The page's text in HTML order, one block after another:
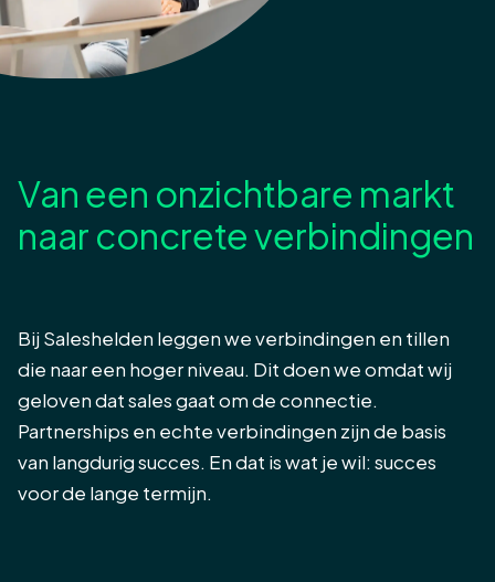
Van een onzichtbare markt
naar concrete verbindingen
Bij Saleshelden leggen we verbindingen en tillen
die naar een hoger niveau. Dit doen we omdat wij
geloven dat sales gaat om de connectie.
Partnerships en echte verbindingen zijn de basis
van langdurig succes. En dat is wat je wil: succes
voor de lange termijn.